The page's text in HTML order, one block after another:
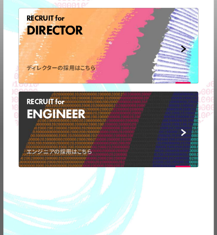
RECRUIT for
DIRECTOR
ディレクターの採用はこちら
RECRUIT for
ENGINEER
エンジニアの採用はこちら
CONTACTUS
弊社の事業についてや、
取材のお問い合わせなど
お気軽に
ご連絡ください。